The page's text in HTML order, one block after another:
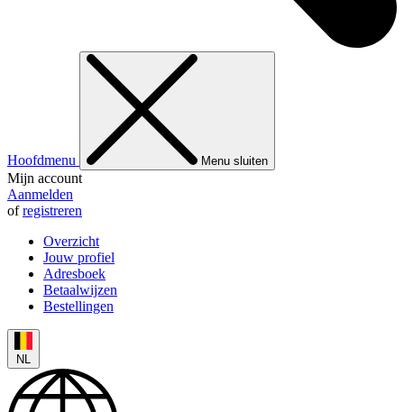
Hoofdmenu Menu sluiten
Mijn account
Aanmelden
ofregistreren
Overzicht
Jouw profiel
Adresboek
Betaalwijzen
Bestellingen
NL